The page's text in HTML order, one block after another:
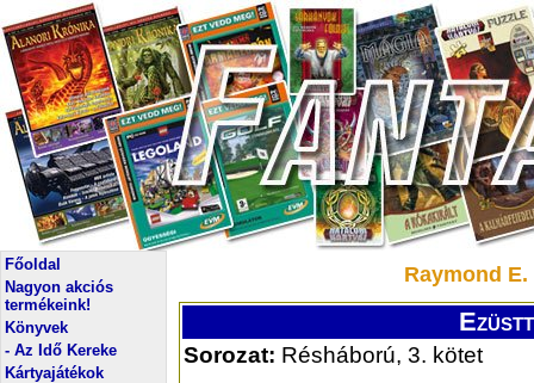
Főoldal
Nagyon akciós
termékeink!
Könyvek
- Az Idő Kereke
Kártyajátékok
Raymond
Sorozat: Résháború, 3. kötet